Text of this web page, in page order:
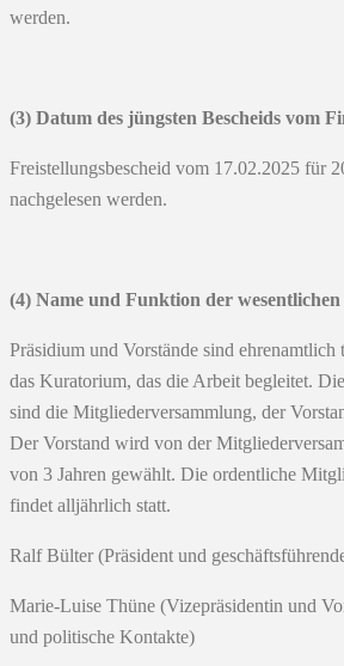
werden.
(3) Datum des jüngsten Bescheids vom
Freistellungsbescheid vom 17.02.2025 für
nachgelesen werden.
(4) Name und Funktion der
Präsidium und Vorstände sind
das Kuratorium, das die Arbeit begleitet.
sind die Mitgliederversammlung, der
Der Vorstand wird von der
von 3 Jahren gewählt. Die ordentliche
findet alljährlich statt.
Ralf Bülter (Präsident und
Marie-Luise Thüne (Vizepräsidentin und
und politische Kontakte)